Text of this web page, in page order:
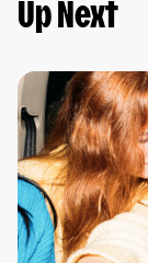
Up Next